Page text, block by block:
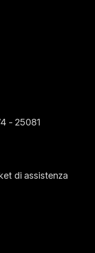
- 25081
di assistenza